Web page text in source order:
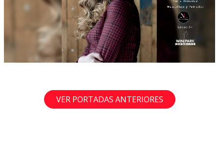
VER PORTADAS ANTERIORES